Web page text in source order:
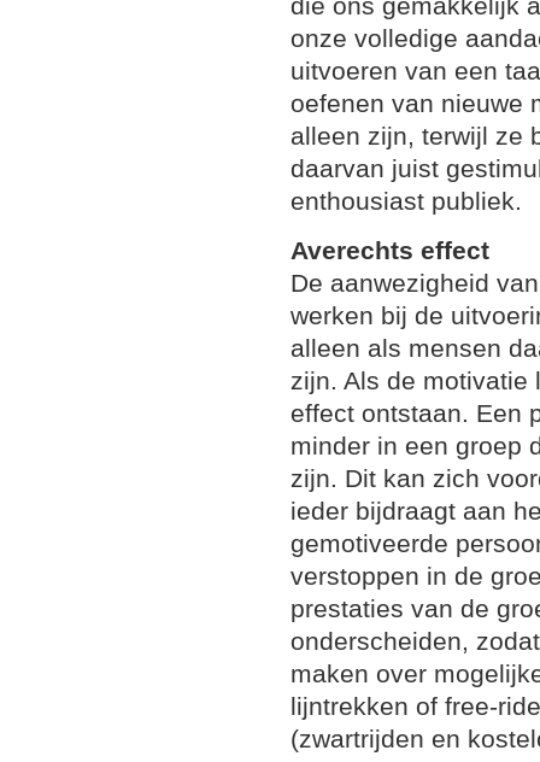
onze volledige
uitvoeren van een
oefenen van nieuwe
alleen zijn, terwijl ze
daarvan juist
enthousiast publiek.
Averechts effect
De aanwezigheid
werken bij de
alleen als mensen
zijn. Als de motivatie
effect ontstaan. Een
minder in een groep
zijn. Dit kan zich
ieder bijdraagt aan
gemotiveerde
verstoppen in de
prestaties van de
onderscheiden,
maken over
lijntrekken of free-
(zwartrijden en